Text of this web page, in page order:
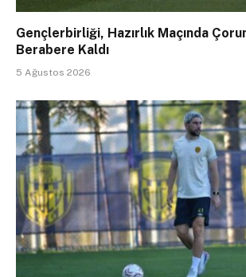
Gençlerbirliği, Hazırlık Maçında
Berabere Kaldı
5 Ağustos 2026